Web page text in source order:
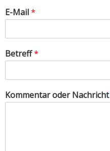
E-Mail*
Betreff*
Kommentar oder Nachricht